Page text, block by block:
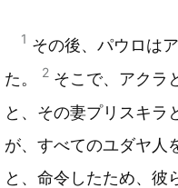
1 その後、パウロは
た。
2 そこで、アクラ
と、その妻プリスキラ
が、すべてのユダヤ人
と、命令したため、彼